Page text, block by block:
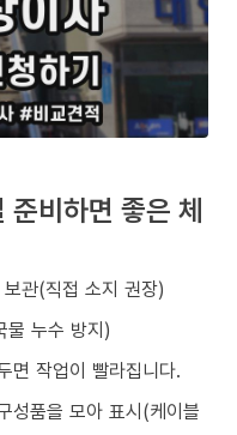
비하면 좋은 체
보관(직접 소지 권장)
물 누수 방지)
면 작업이 빨라집니다.
성품을 모아 표시(케이블